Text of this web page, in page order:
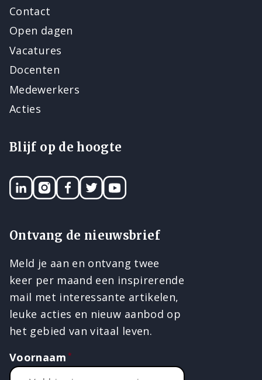
Contact
Open dagen
Vacatures
Docenten
Medewerkers
Acties
Blijf op de hoogte
LinkedINInstagram
Facebook
TwitterYouTube
Ontvang de nieuwsbrief
Meld je aan en ontvang twee
keer per maand een inspirerende
mail met interessante artikelen,
leuke acties en nieuw aanbod op
het gebied van vitaal leven.
Voornaam